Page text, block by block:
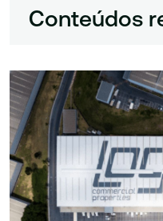
Conteúdos